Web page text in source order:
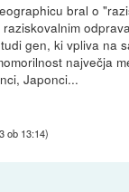
bral o
gen, ki vpliva na
največja
Japonci...
ob 13:14)